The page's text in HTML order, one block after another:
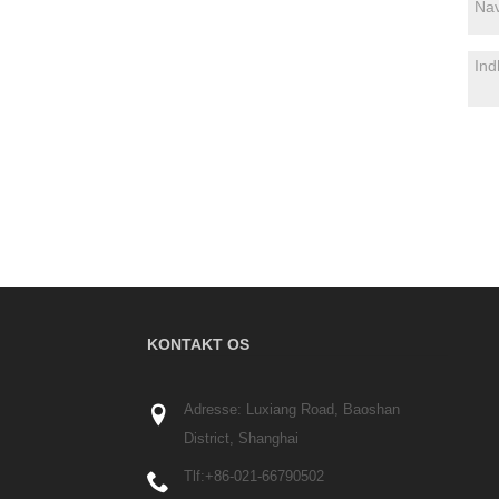
KONTAKT OS
Adresse: Luxiang Road, Baoshan
District, Shanghai
Tlf:+86-021-66790502